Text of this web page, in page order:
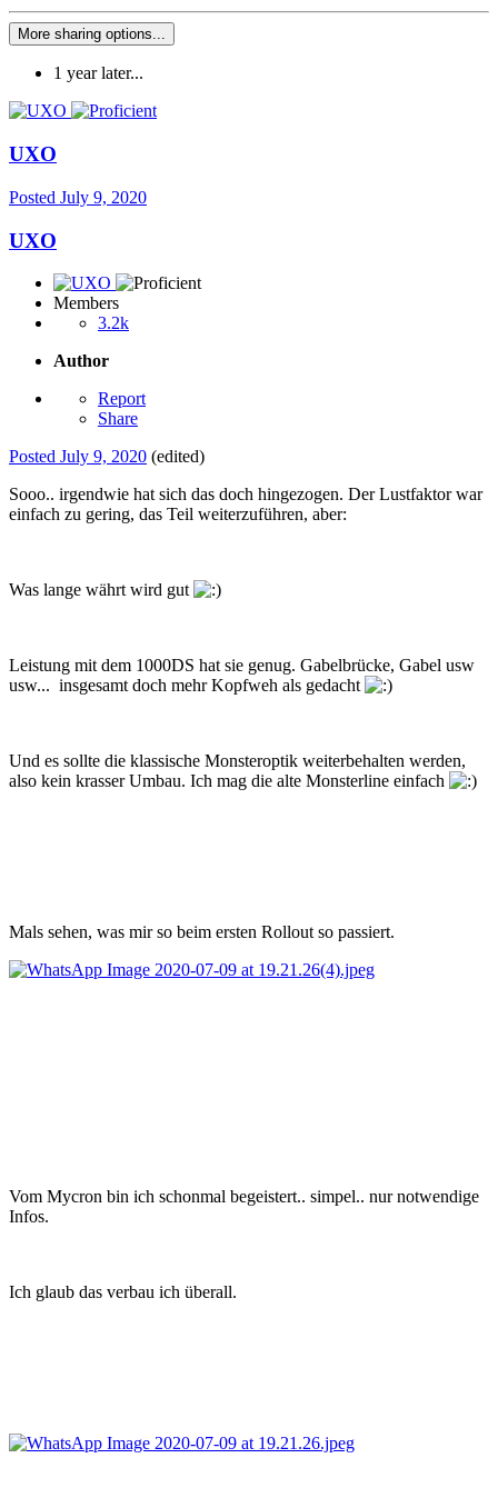
More sharing options...
1 year later...
UXO
Posted July 9, 2020
UXO
Members
3.2k
Author
Report
Share
Posted July 9, 2020 (edited)
Sooo.. irgendwie hat sich das doch hingezogen. Der Lustfaktor war
einfach zu gering, das Teil weiterzuführen, aber:
Was lange währt wird gut
Leistung mit dem 1000DS hat sie genug. Gabelbrücke, Gabel usw
usw... insgesamt doch mehr Kopfweh als gedacht
Und es sollte die klassische Monsteroptik weiterbehalten werden,
also kein krasser Umbau. Ich mag die alte Monsterline einfach
Mals sehen, was mir so beim ersten Rollout so passiert.
Vom Mycron bin ich schonmal begeistert.. simpel.. nur notwendige
Infos.
Ich glaub das verbau ich überall.